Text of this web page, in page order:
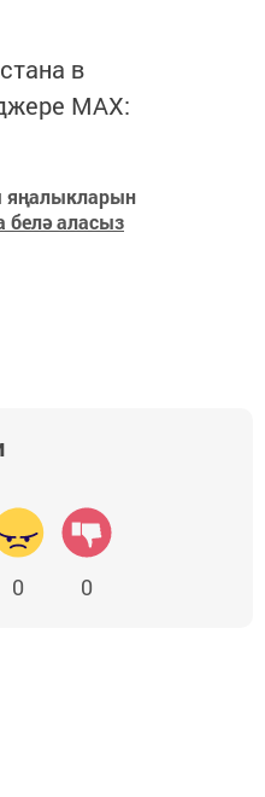
в
MАХ:
яңалыкларын
белә аласыз
0 0